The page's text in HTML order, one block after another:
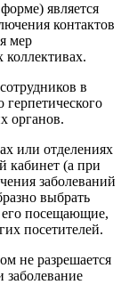
является
контактов
мер
коллективах.
в
органов.
или отделениях
кабинет (а при
заболеваний
выбрать
его посещающие,
посетителей.
не разрешается
заболевание